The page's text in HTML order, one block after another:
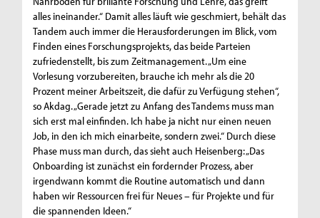
alles ineinander.“ Damit alles läuft wie geschmiert, behält das
Tandem auch immer die Herausforderungen im Blick, vom
Finden eines Forschungsprojekts, das beide Parteien
zufriedenstellt, bis zum Zeitmanagement. „Um eine
Vorlesung vorzubereiten, brauche ich mehr als die 20
Prozent meiner Arbeitszeit, die dafür zu Verfügung stehen“,
so Akdag. „Gerade jetzt zu Anfang des Tandems muss man
sich erst mal einfinden. Ich habe ja nicht nur einen neuen
Job, in den ich mich einarbeite, sondern zwei.“ Durch diese
Phase muss man durch, das sieht auch Heisenberg: „Das
Onboarding ist zunächst ein fordernder Prozess, aber
irgendwann kommt die Routine automatisch und dann
haben wir Ressourcen frei für Neues – für Projekte und für
die spannenden Ideen.“